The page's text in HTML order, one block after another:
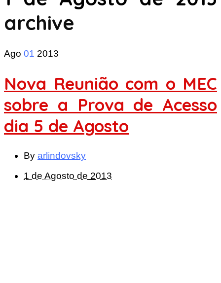
archive
Ago 01 2013
Nova Reunião com o MEC
sobre a Prova de Acesso
dia 5 de Agosto
By arlindovsky
1 de Agosto de 2013